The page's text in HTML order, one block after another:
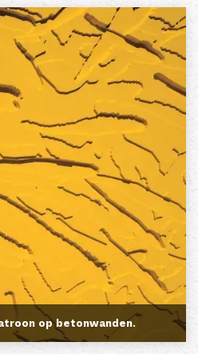
op betonwanden.